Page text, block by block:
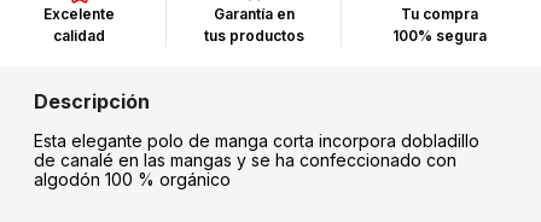
Excelente
calidad
Garantía en
tus productos
Tu compra
100% segura
Esta elegante polo de manga corta incorpora dobladillo
de canalé en las mangas y se ha confeccionado con
algodón 100 % orgánico